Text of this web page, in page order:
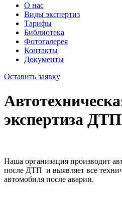
О нас
Виды экспертиз
Тарифы
Библиотека
Фотогалерея
Контакты
Документы
Оставить заявку
экспертиза ДТП
Наша организация производит
после ДТП и выявляет все
автомобиля после аварии.